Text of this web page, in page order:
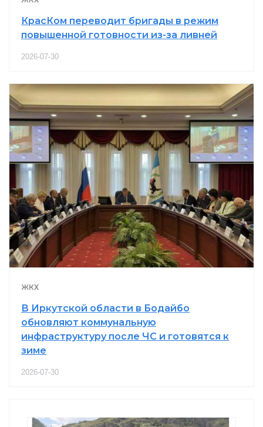
КрасКом переводит бригады в режим
повышенной готовности из-за ливней
2026-07-30
ЖКХ
В Иркутской области в Бодайбо
обновляют коммунальную
инфраструктуру после ЧС и готовятся к
зиме
2026-07-30